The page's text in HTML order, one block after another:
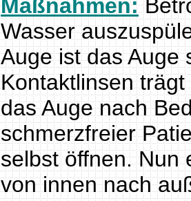
Maßnahmen:
Wasser
Auge ist das
Kontaktlinsen
das Auge nach
schmerzfreier
selbst öffnen. Nun
von innen nach